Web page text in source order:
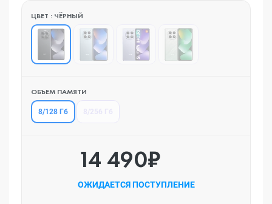
ЦВЕТ : ЧЁРНЫЙ
ОБЪЕМ ПАМЯТИ
8/128 Гб
14 490₽
ОЖИДАЕТСЯ ПОСТУПЛЕНИЕ